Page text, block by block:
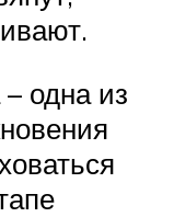
одна из